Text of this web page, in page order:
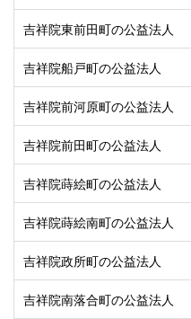
吉祥院東前田町の公益法人
吉祥院船戸町の公益法人
吉祥院前河原町の公益法人
吉祥院前田町の公益法人
吉祥院蒔絵町の公益法人
吉祥院蒔絵南町の公益法人
吉祥院政所町の公益法人
吉祥院南落合町の公益法人